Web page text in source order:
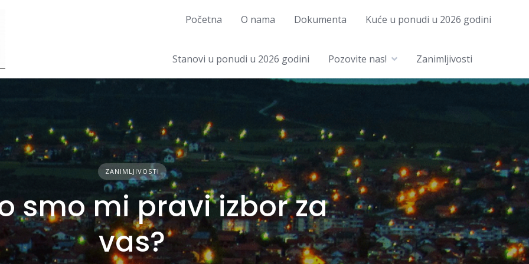
Početna O nama Dokumenta Kuće u ponudi u 2026 godini
Stanovi u ponudi u 2026 godini Pozovite nas! Zanimljivosti
ZANIMLJIVOSTI
smo mi pravi izbor za
vas?